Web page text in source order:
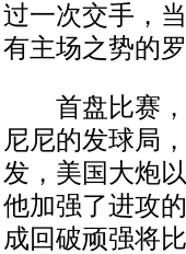
过一次交手，
有主场之势的
首盘比赛，
尼尼的发球局
发，美国大炮
他加强了进攻
成回破顽强将